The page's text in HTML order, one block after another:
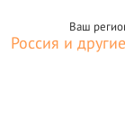
Ваш
Россия и